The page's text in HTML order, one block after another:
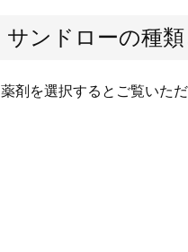
サンドローの種
薬剤を選択するとご覧いただ